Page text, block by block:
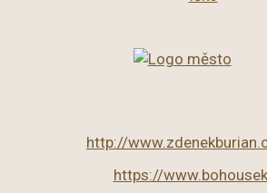
http://
https://